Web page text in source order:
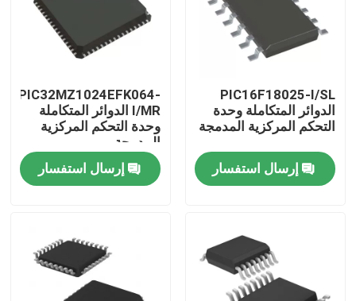
جولة في المعمل
رقابة جودة
رقائق الدوائر المتكاملة
ذاكرة فلاش IC رقاقة
PIC16F18025-I/SL
الدوائر المتكاملة وحدة
التحكم المركزية المدمجة
إرسال استفسار
PIC32MZ1024EFK064-
I/MR الدوائر المتكاملة
وحدة التحكم المركزية
المدمجة
إرسال استفسار